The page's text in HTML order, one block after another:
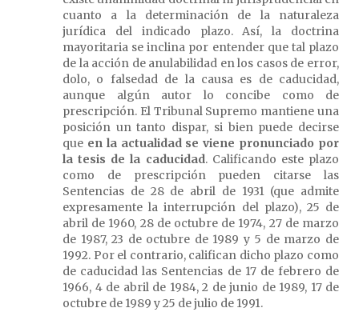
cuanto a la determinación de la naturaleza
jurídica del indicado plazo. Así, la doctrina
mayoritaria se inclina por entender que tal plazo
de la acción de anulabilidad en los casos de error,
dolo, o falsedad de la causa es de caducidad,
aunque algún autor lo concibe como de
prescripción. El Tribunal Supremo mantiene una
posición un tanto dispar, si bien puede decirse
que en la actualidad se viene pronunciado por
la tesis de la caducidad. Calificando este plazo
como de prescripción pueden citarse las
Sentencias de 28 de abril de 1931 (que admite
expresamente la interrupción del plazo), 25 de
abril de 1960, 28 de octubre de 1974, 27 de marzo
de 1987, 23 de octubre de 1989 y 5 de marzo de
1992. Por el contrario, califican dicho plazo como
de caducidad las Sentencias de 17 de febrero de
1966, 4 de abril de 1984, 2 de junio de 1989, 17 de
octubre de 1989 y 25 de julio de 1991.